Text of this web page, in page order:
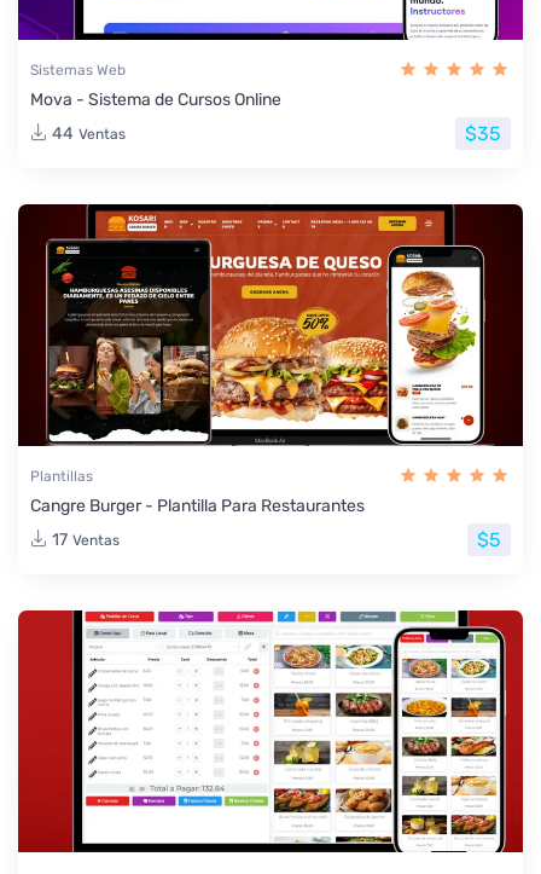
Sistemas Web
Mova - Sistema de Cursos Online
44 Ventas $35
Plantillas
Cangre Burger - Plantilla Para Restaurantes
17 Ventas $5